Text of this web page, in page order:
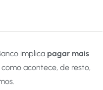
implica pagar mais
como acontece, de resto,